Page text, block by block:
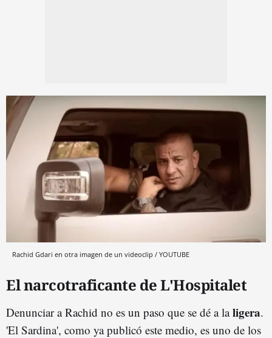
Rachid Gdari en otra imagen de un videoclip / YOUTUBE
El narcotraficante de L'Hospitalet
Denunciar a Rachid no es un paso que se dé a laligera.
'El Sardina', como ya publicó este medio, es uno de los